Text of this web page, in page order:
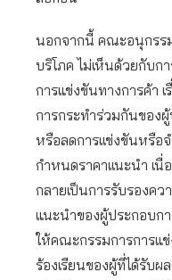
นอกจากนี้ คณะอนุกรร
บริโภค ไม่เห็นด้วยกับก
การแข่งขันทางการค้า
การกระทำร่วมกันของ
หรือลดการเเข่งขันหรือ
กำหนดราคาเเนะนำ เ
กลายเป็นการรับรองค
แนะนำของผู้ประกอบก
ให้คณะกรรมการการแ
ร้องเรียนของผู้ที่ได้รับผ